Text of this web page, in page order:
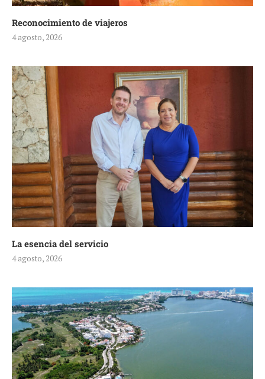
Reconocimiento de viajeros
4 agosto, 2026
La esencia del servicio
4 agosto, 2026